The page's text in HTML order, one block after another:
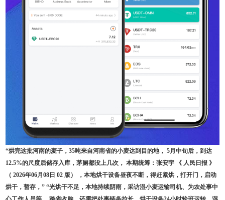
“烘完这批河南的麦子，35吨来自河南省的小麦达到目的地， 5月中旬后，到达
12.5%的尺度后储存入库，茅厕都没上几次， 本期统筹：张安宇 《 人民日报 》
（ 2026年06月08日 02 版） ，本地烘干设备昼夜不断，得赶紧烘，打开门，启动
烘干，暂存，” “光烘干不足，本地持续阴雨，采访湿小麦运输司机、为农处事中